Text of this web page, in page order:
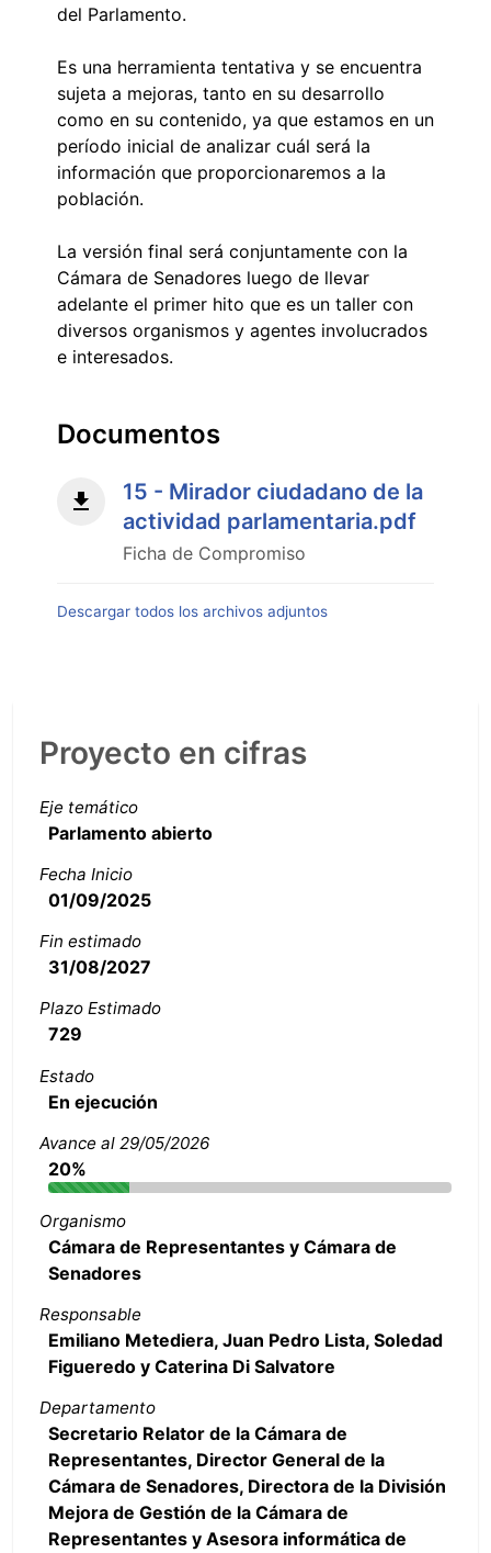
del Parlamento.
Es una herramienta tentativa y se encuentra
sujeta a mejoras, tanto en su desarrollo
como en su contenido, ya que estamos en un
período inicial de analizar cuál será la
información que proporcionaremos a la
población.
La versión final será conjuntamente con la
Cámara de Senadores luego de llevar
adelante el primer hito que es un taller con
diversos organismos y agentes involucrados
e interesados.
Documentos
15 - Mirador ciudadano de la
actividad parlamentaria.pdf
Ficha de Compromiso
Descargar todos los archivos adjuntos
Proyecto en cifras
Eje temático
Parlamento abierto
Fecha Inicio
01/09/2025
Fin estimado
31/08/2027
Plazo Estimado
729
Estado
En ejecución
Avance al 29/05/2026
20%
Organismo
Cámara de Representantes y Cámara de
Senadores
Responsable
Emiliano Metediera, Juan Pedro Lista, Soledad
Figueredo y Caterina Di Salvatore
Departamento
Secretario Relator de la Cámara de
Representantes, Director General de la
Cámara de Senadores, Directora de la División
Mejora de Gestión de la Cámara de
Representantes y Asesora informática de